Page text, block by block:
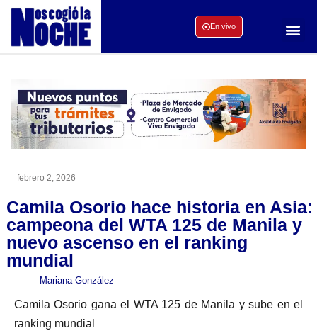
En vivo
febrero 2, 2026
Camila Osorio hace historia en Asia:
campeona del WTA 125 de Manila y
nuevo ascenso en el ranking
mundial
Mariana González
Camila Osorio gana el WTA 125 de Manila y sube en el
ranking mundial